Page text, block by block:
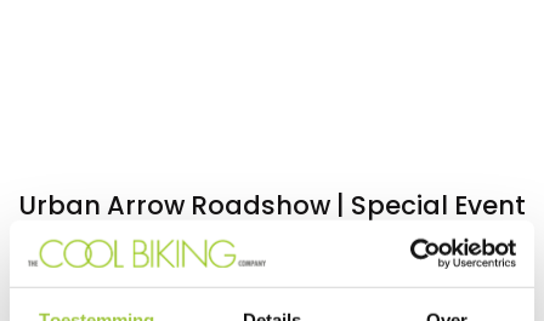
Urban Arrow Roadshow | Special Event
De Urban Arrow Roadshow komt langs bij The
Cool Biking Company. Het event om deze E-